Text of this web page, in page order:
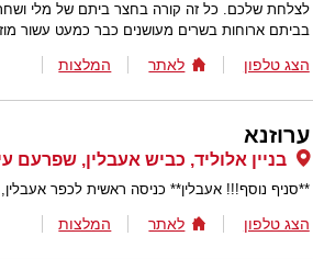
לצלחת שלכם. כל זה קורה בחצר ביתם של מלי
בביתם ארוחות בשרים מעושנים כבר כמעט עשור
הצג טלפון לאתר המלצות
ערוזנא
בניין אלוליד, כביש אעבלין, שפרעם
**סניף נוסף!!! אעבלין** כניסה ראשית לכפר אעבלין, אעבלין.
הצג טלפון לאתר המלצות